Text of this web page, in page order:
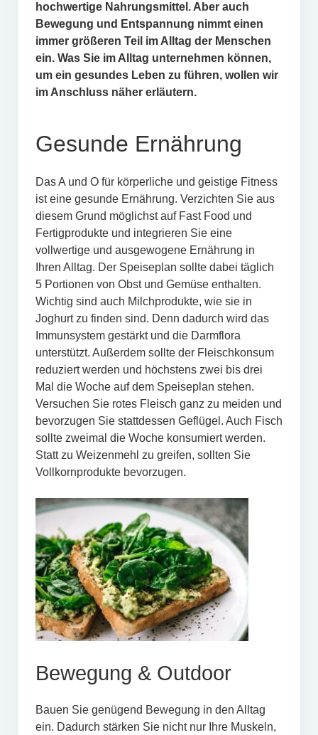
hochwertige Nahrungsmittel. Aber auch
Bewegung und Entspannung nimmt einen
immer größeren Teil im Alltag der Menschen
ein. Was Sie im Alltag unternehmen können,
um ein gesundes Leben zu führen, wollen wir
im Anschluss näher erläutern.
Gesunde Ernährung
Das A und O für körperliche und geistige Fitness
ist eine gesunde Ernährung. Verzichten Sie aus
diesem Grund möglichst auf Fast Food und
Fertigprodukte und integrieren Sie eine
vollwertige und ausgewogene Ernährung in
Ihren Alltag. Der Speiseplan sollte dabei täglich
5 Portionen von Obst und Gemüse enthalten.
Wichtig sind auch Milchprodukte, wie sie in
Joghurt zu finden sind. Denn dadurch wird das
Immunsystem gestärkt und die Darmflora
unterstützt. Außerdem sollte der Fleischkonsum
reduziert werden und höchstens zwei bis drei
Mal die Woche auf dem Speiseplan stehen.
Versuchen Sie rotes Fleisch ganz zu meiden und
bevorzugen Sie stattdessen Geflügel. Auch Fisch
sollte zweimal die Woche konsumiert werden.
Statt zu Weizenmehl zu greifen, sollten Sie
Vollkornprodukte bevorzugen.
Bewegung & Outdoor
Bauen Sie genügend Bewegung in den Alltag
ein. Dadurch stärken Sie nicht nur Ihre Muskeln,